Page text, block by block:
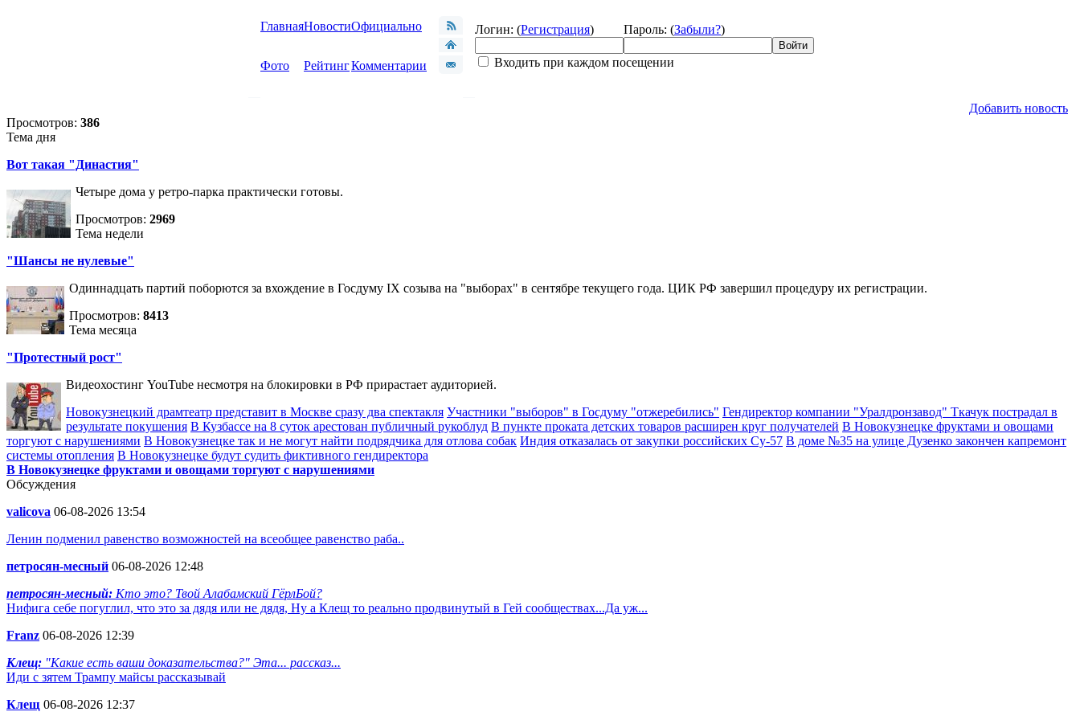
ГлавнаяНовостиОфициально
Фото РейтингКомментарии
Логин: (Регистрация) Пароль: (Забыли?)
Входить при каждом посещении
Добавить новость
Просмотров: 386
Тема дня
Вот такая "Династия"
Четыре дома у ретро-парка практически готовы.
Просмотров: 2969
Тема недели
"Шансы не нулевые"
Одиннадцать партий поборются за вхождение в Госдуму IX созыва на "выборах" в сентябре текущего года. ЦИК РФ завершил процедуру их регистрации.
Просмотров: 8413
Тема месяца
"Протестный рост"
Видеохостинг YouTube несмотря на блокировки в РФ прирастает аудиторией.
Новокузнецкий драмтеатр представит в Москве сразу два спектакля Участники "выборов" в Госдуму "отжеребились" Гендиректор компании "Уралдронзавод" Ткачук пострадал в
результате покушения В Кузбассе на 8 суток арестован публичный рукоблуд В пункте проката детских товаров расширен круг получателей В Новокузнецке фруктами и овощами
торгуют с нарушениями В Новокузнецке так и не могут найти подрядчика для отлова собак Индия отказалась от закупки российских Су-57 В доме №35 на улице Дузенко закончен капремонт
системы отопления В Новокузнецке будут судить фиктивного гендиректора
В Новокузнецке фруктами и овощами торгуют с нарушениями
Обсуждения
valicova 06-08-2026 13:54
Ленин подменил равенство возможностей на всеобщее равенство раба..
петросян-месный 06-08-2026 12:48
петросян-месный: Кто это? Твой Алабамский ГёрлБой?
Нифига себе погуглил, что это за дядя или не дядя, Ну а Клещ то реально продвинутый в Гей сообществах...Да уж...
Franz 06-08-2026 12:39
Клещ: "Какие есть ваши доказательства?" Эта... рассказ...
Иди с зятем Трампу майсы рассказывай
Клещ 06-08-2026 12:37